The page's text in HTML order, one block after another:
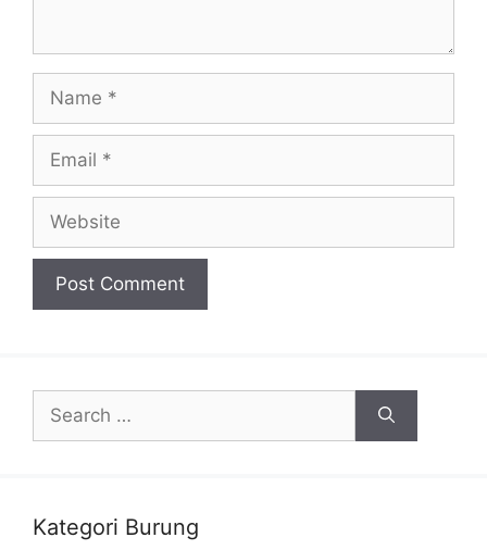
Name
Email
Website
Search
for:
Kategori Burung